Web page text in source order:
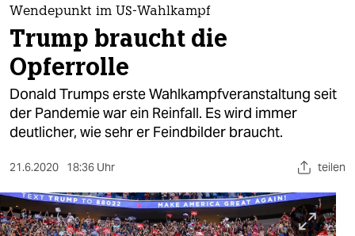
themen
politik
öko
gesellschaft
sport
berlin
Wendepunkt im US-Wahlkampf
Trump braucht die
Opferrolle
Donald Trumps erste Wahlkampfveranstaltung seit
der Pandemie war ein Reinfall. Es wird immer
deutlicher, wie sehr er Feindbilder braucht.
21.6.2020 18:36 Uhr teilen